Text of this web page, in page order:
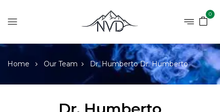
0
Home Our Team Dr. Humberto Dr. Humberto